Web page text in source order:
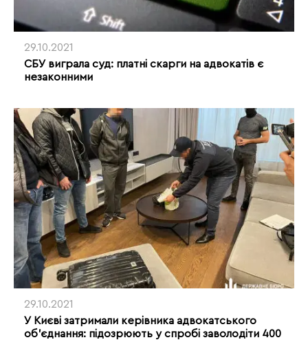
29.10.2021
СБУ виграла суд: платні скарги на адвокатів є
незаконними
29.10.2021
У Києві затримали керівника адвокатського
об’єднання: підозрюють у спробі заволодіти 400